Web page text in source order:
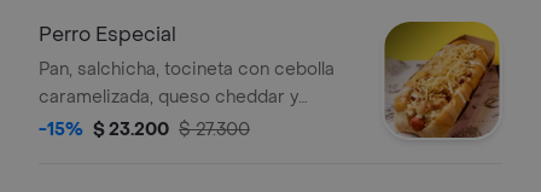
Perro Especial
Pan, salchicha, tocineta con cebolla
caramelizada, queso cheddar y
mozzarella, ensalada de repollo, ripio
-15% $ 23.200 $ 27.300